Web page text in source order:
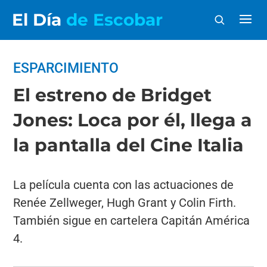
El Día de Escobar
ESPARCIMIENTO
El estreno de Bridget
Jones: Loca por él, llega a
la pantalla del Cine Italia
La película cuenta con las actuaciones de
Renée Zellweger, Hugh Grant y Colin Firth.
También sigue en cartelera Capitán América
4.